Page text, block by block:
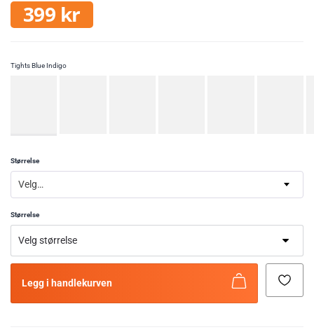
399 kr
Tights Blue Indigo
Størrelse
Velg…
Størrelse
Legg i handlekurven